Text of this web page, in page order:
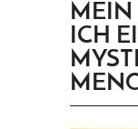
MEIN
ICH